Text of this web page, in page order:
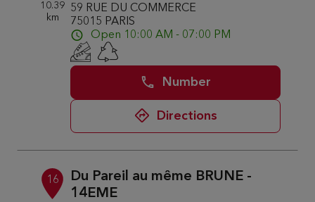
10.39
km
59 RUE DU COMMERCE
75015 PARIS
Open 10:00 AM - 07:00 PM
Number
Directions
16
Du Pareil au même BRUNE -
14EME